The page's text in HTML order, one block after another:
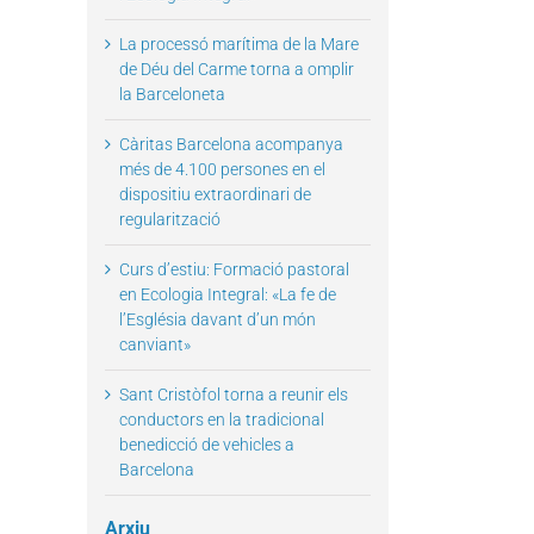
La processó marítima de la Mare
de Déu del Carme torna a omplir
la Barceloneta
Càritas Barcelona acompanya
més de 4.100 persones en el
dispositiu extraordinari de
regularització
Curs d’estiu: Formació pastoral
en Ecologia Integral: «La fe de
l’Església davant d’un món
canviant»
Sant Cristòfol torna a reunir els
conductors en la tradicional
benedicció de vehicles a
Barcelona
Arxiu